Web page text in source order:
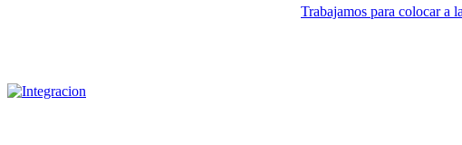
Trabajamos para colocar a